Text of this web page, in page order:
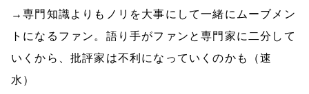
→専門知識よりもノリを大事にして一緒にムーブメン
トになるファン。語り手がファンと専門家に二分して
いくから、批評家は不利になっていくのかも（速
水）